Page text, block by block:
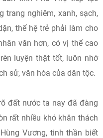
trang nghiêm, xanh, sạch,
thế hệ trẻ phải làm cho
văn hơn, có vị thế cao
luyện thật tốt, luôn nhớ
sử, văn hóa của dân tộc.
đất nước ta nay đã đàng
rất nhiều khó khăn thách
Vương, tinh thần biết